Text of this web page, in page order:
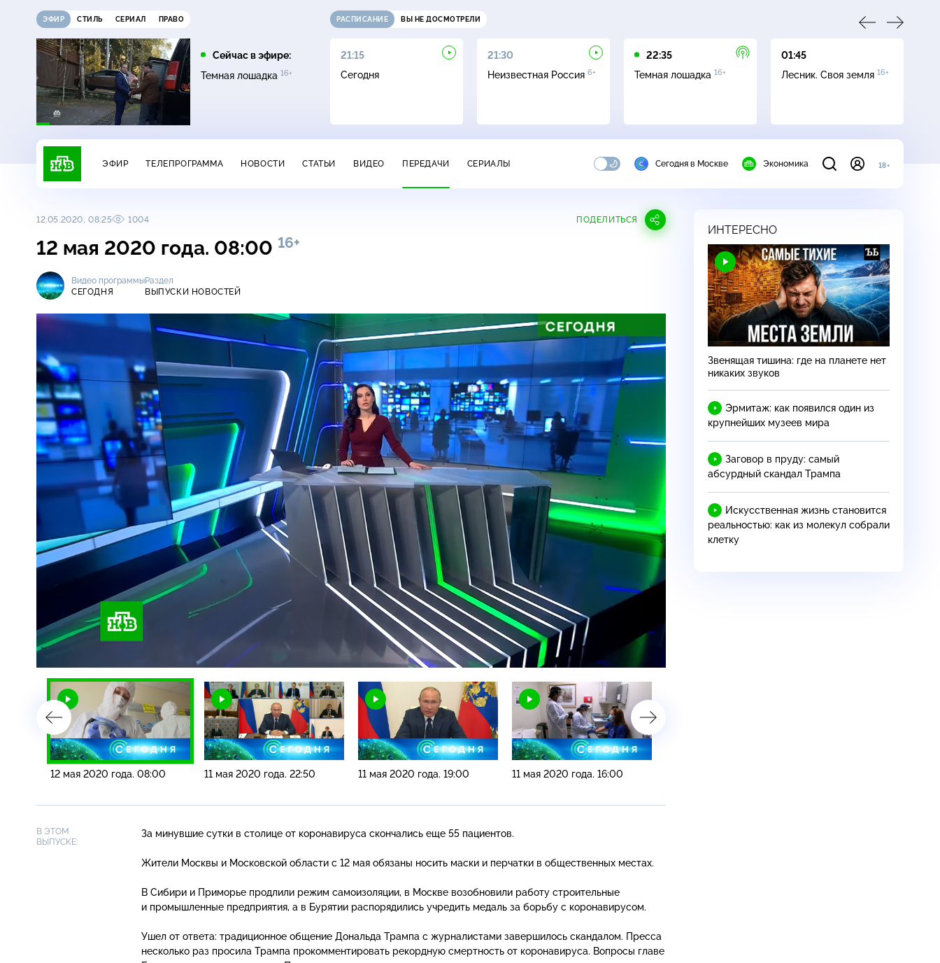
ЭФИР СТИЛЬ СЕРИАЛ ПРАВО
Сейчас в эфире:
Темная лошадка 16+
РАСПИСАНИЕ ВЫ НЕ ДОСМОТРЕЛИ
16:00
Сегодня
17:00
Невский. Чужой среди
21:15
Сегодня
21:30
Неизвестная Россия 6+
22:35
Темная лошадка 16+
01:45
Лесник. Своя земля 16+
ЭФИР ТЕЛЕПРОГРАММА НОВОСТИ СТАТЬИ ВИДЕО ПЕРЕДАЧИ СЕРИАЛЫ Сегодня в Москве Экономика 18+
12.05.2020, 08:25 1004 ПОДЕЛИТЬСЯ
12 мая 2020 года. 08:00 16+
Видео программы
СЕГОДНЯ
Раздел
ВЫПУСКИ НОВОСТЕЙ
Загрузка
4.90%
Настройки
12 мая 2020 года. 08:00 11 мая 2020 года. 22:50 11 мая 2020 года. 19:00 11 мая 2020 года. 16:00
В ЭТОМ
ВЫПУСКЕ:
За минувшие сутки в столице от коронавируса скончались еще 55 пациентов.
Жители Москвы и Московской области с 12 мая обязаны носить маски и перчатки в общественных местах.
В Сибири и Приморье продлили режим самоизоляции, в Москве возобновили работу строительные
и промышленные предприятия, а в Бурятии распорядились учредить медаль за борьбу с коронавирусом.
Ушел от ответа: традиционное общение Дональда Трампа с журналистами завершилось скандалом. Пресса
несколько раз просила Трампа прокомментировать рекордную смертность от коронавируса. Вопросы главе
ИНТЕРЕСНО
Звенящая тишина: где на планете нет
никаких звуков
Эрмитаж: как появился один из
крупнейших музеев мира
Заговор в пруду: самый
абсурдный скандал Трампа
Искусственная жизнь становится
реальностью: как из молекул собрали
клетку